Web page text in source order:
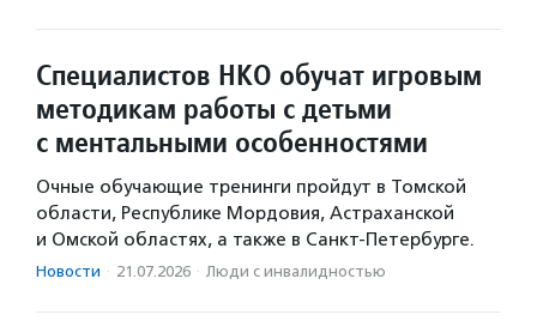
Специалистов НКО обучат игровым
методикам работы с детьми
с ментальными особенностями
Очные обучающие тренинги пройдут в Томской
области, Республике Мордовия, Астраханской
и Омской областях, а также в Санкт-Петербурге.
Новости · 21.07.2026 · Люди с инвалидностью